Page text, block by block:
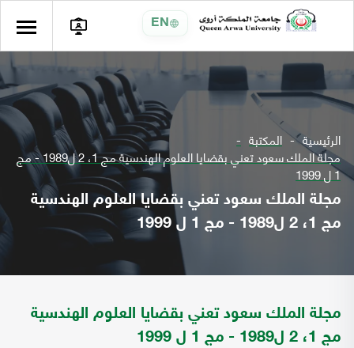
EN
الرئيسية المكتبة
مجلة الملك سعود تعني بقضايا العلوم الهندسية مج 1، 2 ل1989 - مج
1 ل 1999
مجلة الملك سعود تعني بقضايا العلوم الهندسية
مج 1، 2 ل1989 - مج 1 ل 1999
مجلة الملك سعود تعني بقضايا العلوم الهندسية
مج 1، 2 ل1989 - مج 1 ل 1999